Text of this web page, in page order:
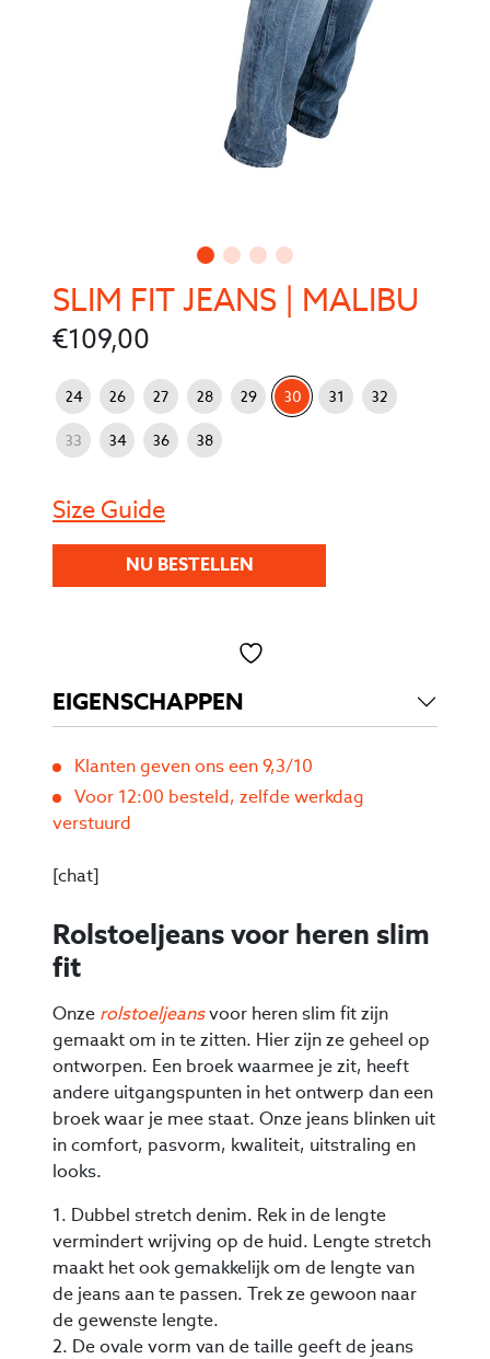
SLIM FIT JEANS | MALIBU
€109,00
Jeans maat : 30
24 26 27 28 29 30 31 32
33 34 36 38
Size Guide
NU BESTELLEN
EIGENSCHAPPEN
Klanten geven ons een 9,3/10
Voor 12:00 besteld, zelfde werkdag
verstuurd
[chat]
Rolstoeljeans voor heren slim
fit
Onze rolstoeljeansvoor heren slim fit zijn
gemaakt om in te zitten. Hier zijn ze geheel op
ontworpen. Een broek waarmee je zit, heeft
andere uitgangspunten in het ontwerp dan een
broek waar je mee staat. Onze jeans blinken uit
in comfort, pasvorm, kwaliteit, uitstraling en
looks.
1. Dubbel stretch denim. Rek in de lengte
vermindert wrijving op de huid. Lengte stretch
maakt het ook gemakkelijk om de lengte van
de jeans aan te passen. Trek ze gewoon naar
de gewenste lengte.
2. De ovale vorm van de taille geeft de jeans